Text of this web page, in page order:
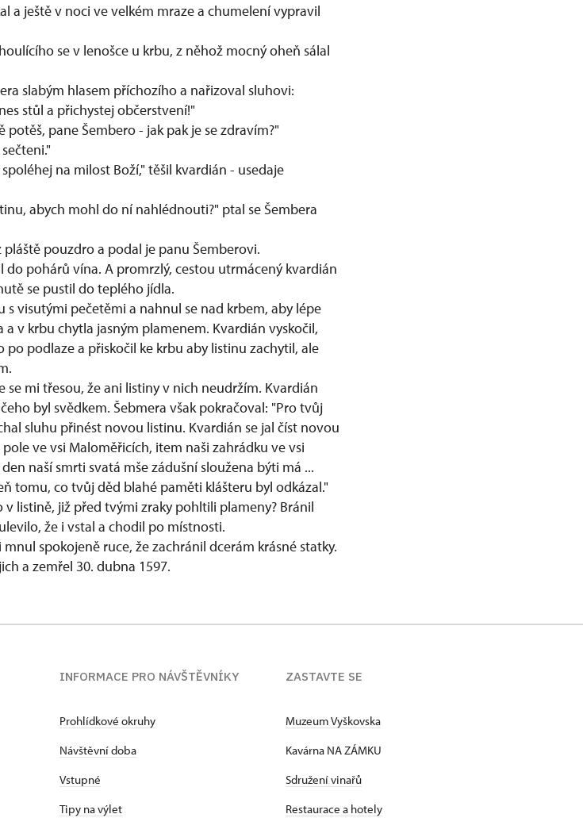
a ještě v noci ve velkém mraze a chumelení vypravil
se v lenošce u krbu, z něhož mocný oheň sálal
slabým hlasem příchozího a nařizoval sluhovi:
stůl a přichystej občerstvení!"
pane Šembero - jak pak je se zdravím?"
na milost Boží," těšil kvardián - usedaje
abych mohl do ní nahlédnouti?" ptal se Šembera
pouzdro a podal je panu Šemberovi.
pohárů vína. A promrzlý, cestou utrmácený kvardián
se pustil do teplého jídla.
visutými pečetěmi a nahnul se nad krbem, aby lépe
v krbu chytla jasným plamenem. Kvardián vyskočil,
podlaze a přiskočil ke krbu aby listinu zachytil, ale
se mi třesou, že ani listiny v nich neudržím. Kvardián
byl svědkem. Šebmera však pokračoval: "Pro tvůj
sluhu přinést novou listinu. Kvardián se jal číst novou
ve vsi Maloměřicích, item naši zahrádku ve vsi
naší smrti svatá mše zádušní sloužena býti má ...
tomu, co tvůj děd blahé paměti klášteru byl odkázal."
listině, již před tvými zraky pohltili plameny? Bránil
že i vstal a chodil po místnosti.
spokojeně ruce, že zachránil dcerám krásné statky.
a zemřel 30. dubna 1597.
INFORMACE PRO NÁVŠTĚVNÍKY
Prohlídkové okruhy
Návštěvní doba
Vstupné
Tipy na výlet
ZASTAVTE SE
Muzeum Vyškovska
Kavárna NA ZÁMKU
Sdružení vinařů
Restaurace a hotely